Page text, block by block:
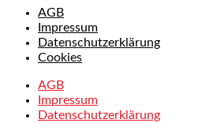
AGB
Impressum
Datenschutzerklärung
Cookies
AGB
Impressum
Datenschutzerklärung